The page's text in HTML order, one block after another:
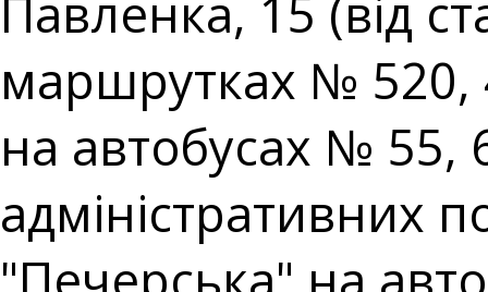
Павленка, 15 (від
маршрутках № 520,
на автобусах № 55,
адміністративних